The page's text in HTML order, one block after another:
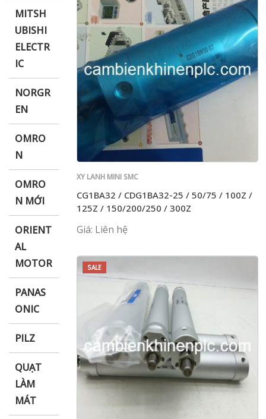
MITSH
UBISHI
ELECTR
IC
NORGR
EN
OMRO
N
OMRO
N MỚI
ORIENT
AL
MOTOR
PANAS
ONIC
PILZ
QUẠT
LÀM
MÁT
XY LANH MINI SMC
CG1BA32 / CDG1BA32-25 / 50/75 / 100Z /
125Z / 150/200/250 / 300Z
Giá: Liên hệ
SALE